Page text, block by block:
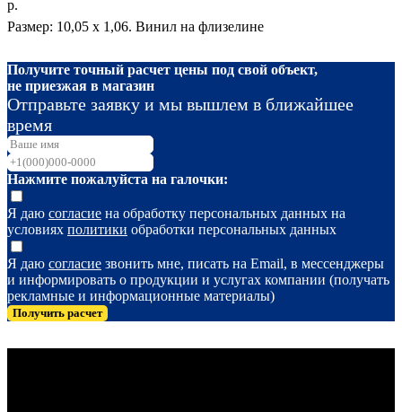
р.
Размер: 10,05 х 1,06. Винил на флизелине
Получите точный расчет цены под свой объект,
не приезжая в магазин
Отправьте заявку и мы вышлем в ближайшее
время
Нажмите пожалуйста на галочки:
Я даю согласие на обработку персональных данных на
условиях политики обработки персональных данных
Я даю согласие звонить мне, писать на Email, в мессенджеры
и информировать о продукции и услугах компании (получать
рекламные и информационные материалы)
Получить расчет